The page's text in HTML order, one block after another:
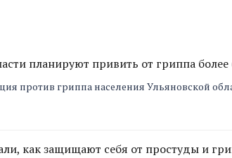
планируют привить от гриппа
против гриппа населения Ульяновской
как защищают себя от простуды и